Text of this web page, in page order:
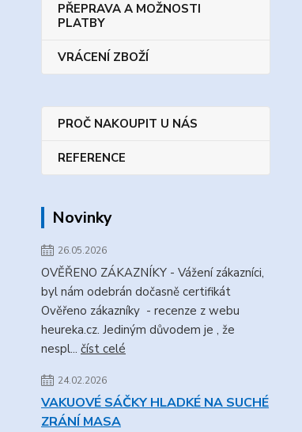
PŘEPRAVA A MOŽNOSTI
PLATBY
VRÁCENÍ ZBOŽÍ
PROČ NAKOUPIT U NÁS
REFERENCE
Novinky
26.05.2026
OVĚŘENO ZÁKAZNÍKY - Vážení zákazníci,
byl nám odebrán dočasně certifikát
Ověřeno zákazníky - recenze z webu
heureka.cz. Jediným důvodem je , že
nespl... číst celé
24.02.2026
VAKUOVÉ SÁČKY HLADKÉ NA SUCHÉ
ZRÁNÍ MASA